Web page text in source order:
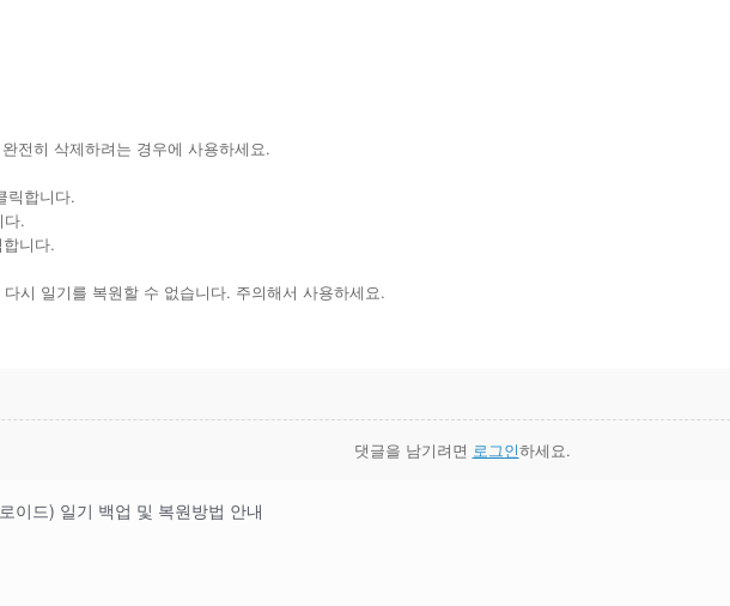
전히 삭제하려는 경우에 사용하세요.
릭합니다.
다.
니다.
시 일기를 복원할 수 없습니다. 주의해서 사용하세요.
댓글을 남기려면 로그인하세요.
이드) 일기 백업 및 복원방법 안내